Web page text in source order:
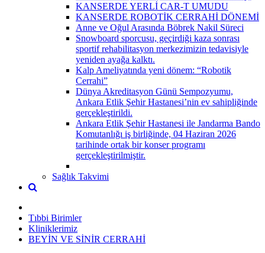
KANSERDE YERLİ CAR-T UMUDU
KANSERDE ROBOTİK CERRAHİ DÖNEMİ
Anne ve Oğul Arasında Böbrek Nakil Süreci
Snowboard sporcusu, geçirdiği kaza sonrası
sportif rehabilitasyon merkezimizin tedavisiyle
yeniden ayağa kalktı.
Kalp Ameliyatında yeni dönem: “Robotik
Cerrahi”
Dünya Akreditasyon Günü Sempozyumu,
Ankara Etlik Şehir Hastanesi’nin ev sahipliğinde
gerçekleştirildi.
Ankara Etlik Şehir Hastanesi ile Jandarma Bando
Komutanlığı iş birliğinde, 04 Haziran 2026
tarihinde ortak bir konser programı
gerçekleştirilmiştir.
Sağlık Takvimi
Tıbbi Birimler
Kliniklerimiz
BEYİN VE SİNİR CERRAHİ